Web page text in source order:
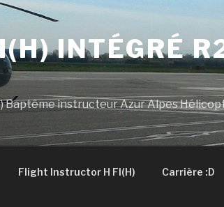
INTÉGRÉ
Baptême instructeur Azur Alpes
Flight Instructor H FI(H) Carrière :D